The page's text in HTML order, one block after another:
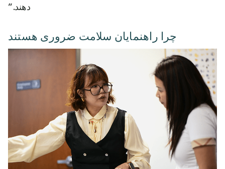
دهند.”
چرا راهنمایان سلامت ضروری هستند